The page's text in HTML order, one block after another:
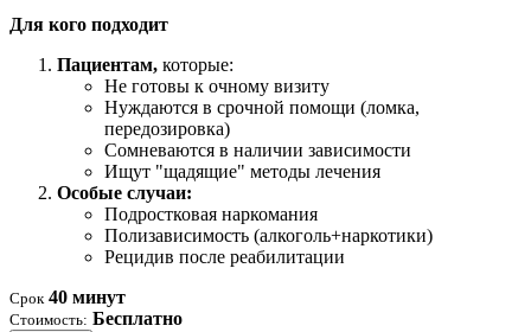
Для кого подходит
Пациентам, которые:
Не готовы к очному визиту
Нуждаются в срочной помощи (ломка,
передозировка)
Сомневаются в наличии зависимости
Ищут "щадящие" методы лечения
Особые случаи:
Подростковая наркомания
Полизависимость (алкоголь+наркотики)
Рецидив после реабилитации
Срок 40 минут
Стоимость: Бесплатно